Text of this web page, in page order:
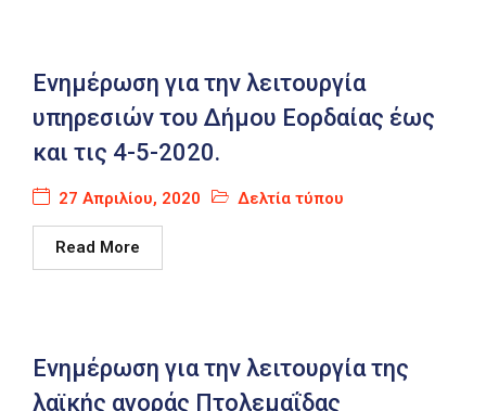
Ενημέρωση για την λειτουργία
υπηρεσιών του Δήμου Εορδαίας έως
και τις 4-5-2020.
27 Απριλίου, 2020 Δελτία τύπου
Read More
Ενημέρωση για την λειτουργία της
λαϊκής αγοράς Πτολεμαΐδας